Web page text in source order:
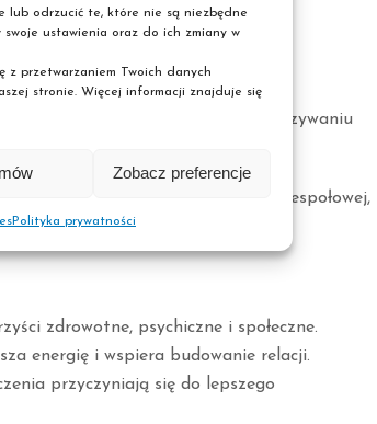
lub odrzucić te, które nie są niezbędne
ustawienia oraz do ich zmiany w
z przetwarzaniem Twoich danych
stronie. Więcej informacji znajduje się
Zobacz preferencje
Polityka prywatności
fizyczne sprzyjają nawiązywaniu
sportach zespołowych uczy pracy zespołowej,
zdrowotne, psychiczne i społeczne.
energię i wspiera budowanie relacji.
przyczyniają się do lepszego